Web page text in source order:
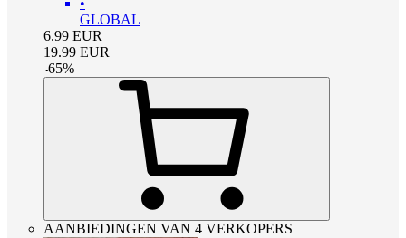
•
GLOBAL
6.99 EUR
19.99 EUR
-65%
AANBIEDINGEN VAN 4 VERKOPERS